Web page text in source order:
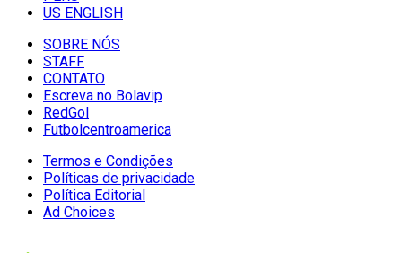
US ENGLISH
SOBRE NÓS
STAFF
CONTATO
Escreva no Bolavip
RedGol
Futbolcentroamerica
Termos e Condições
Políticas de privacidade
Política Editorial
Ad Choices